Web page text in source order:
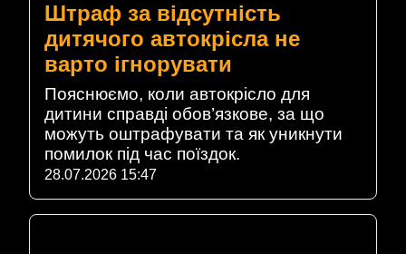
Штраф за відсутність
дитячого автокрісла не
варто ігнорувати
Пояснюємо, коли автокрісло для
дитини справді обов’язкове, за що
можуть оштрафувати та як уникнути
помилок під час поїздок.
28.07.2026 15:47